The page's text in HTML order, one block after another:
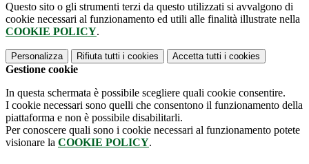
Questo sito o gli strumenti terzi da questo utilizzati si avvalgono di
cookie necessari al funzionamento ed utili alle finalità illustrate nella
COOKIE POLICY.
Personalizza Rifiuta tutti i cookies Accetta tutti i cookies
Gestione cookie
In questa schermata è possibile scegliere quali cookie consentire.
I cookie necessari sono quelli che consentono il funzionamento della
piattaforma e non è possibile disabilitarli.
Per conoscere quali sono i cookie necessari al funzionamento potete
visionare la COOKIE POLICY.